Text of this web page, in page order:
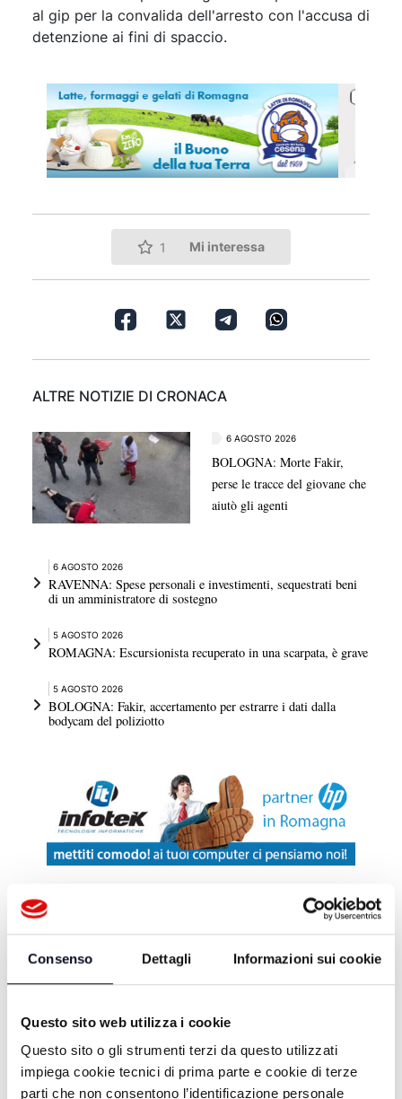
Consenso Dettagli Informazioni sui cookie
Questo sito web utilizza i cookie
Questo sito o gli strumenti terzi da questo utilizzati
impiega cookie tecnici di prima parte e cookie di terze
parti che non consentono l’identificazione personale
al gip per la convalida dell'arresto con l'accusa di
detenzione ai fini di spaccio.
1 Mi interessa
ALTRE NOTIZIE DI CRONACA
6 AGOSTO 2026
BOLOGNA: Morte Fakir,
perse le tracce del giovane che
aiutò gli agenti
6 AGOSTO 2026
RAVENNA: Spese personali e investimenti, sequestrati beni
di un amministratore di sostegno
5 AGOSTO 2026
ROMAGNA: Escursionista recuperato in una scarpata, è grave
5 AGOSTO 2026
BOLOGNA: Fakir, accertamento per estrarre i dati dalla
bodycam del poliziotto